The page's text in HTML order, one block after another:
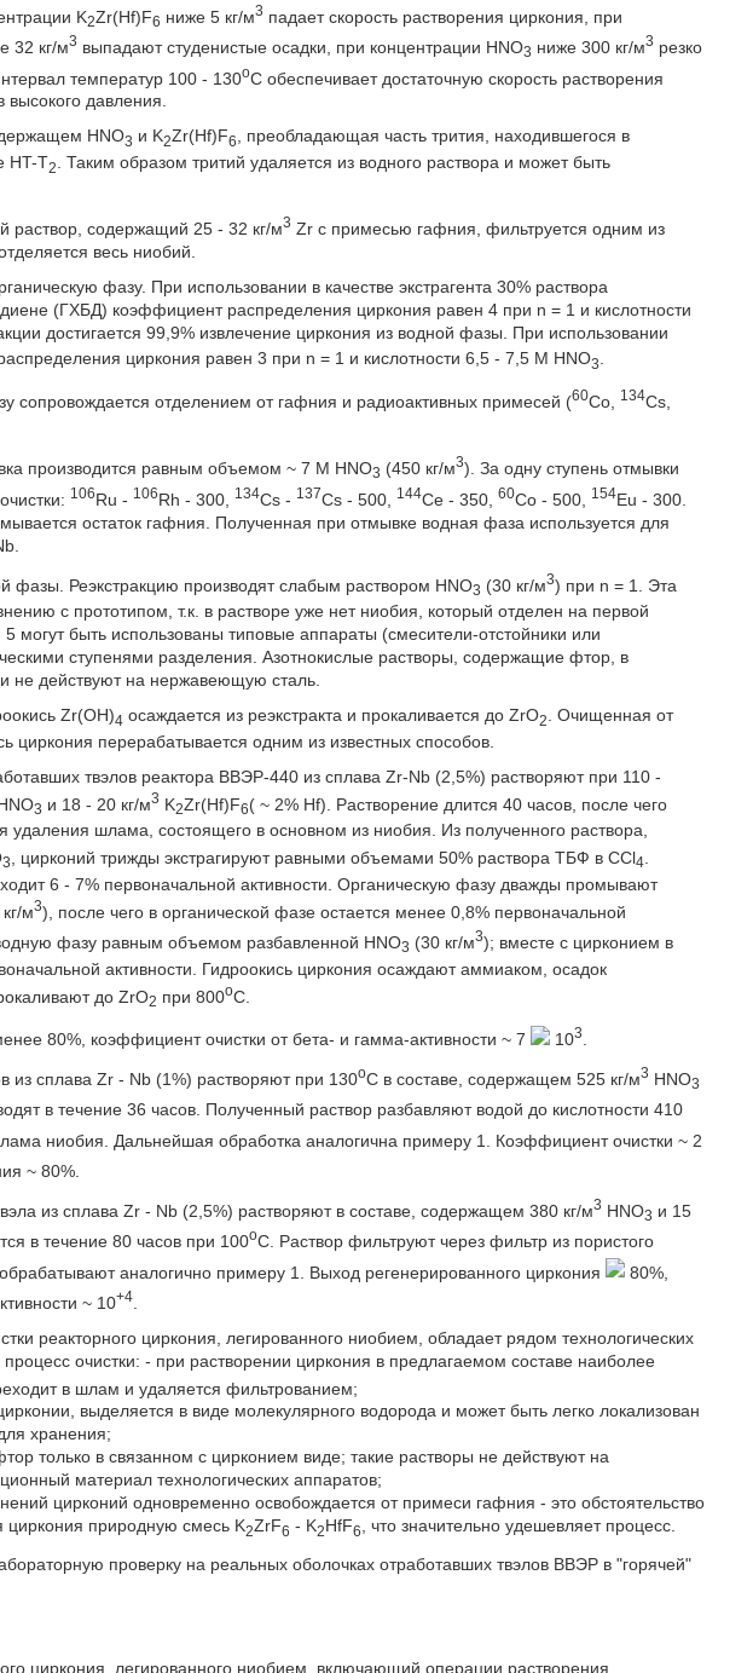
K2Zr(Hf)F6 ниже 5 кг/м3 падает скорость растворения циркония, при
32 кг/м3 выпадают студенистые осадки, при концентрации HNO3 ниже 300 кг/м3 резко
температур 100 - 130oC обеспечивает достаточную скорость растворения
высокого давления.
HNO3 и K2Zr(Hf)F6, преобладающая часть трития, находившегося в
HT-T2
. Таким образом тритий удаляется из водного раствора и может быть
раствор, содержащий 25 - 32 кг/м3 Zr с примесью гафния, фильтруется одним из
весь ниобий.
фазу. При использовании в качестве экстрагента 30% раствора
(ГХБД) коэффициент распределения циркония равен 4 при n = 1 и кислотности
достигается 99,9% извлечение циркония из водной фазы. При использовании
циркония равен 3 при n = 1 и кислотности 6,5 - 7,5 М HNO3.
сопровождается отделением от гафния и радиоактивных примесей (60Co, 134Cs,
производится равным объемом ~ 7 М HNO3 (450 кг/м3). За одну ступень отмывки
106Ru - 106Rh - 300, 134Cs - 137Cs - 500, 144Ce - 350,60Co - 500, 154Eu - 300.
остаток гафния. Полученная при отмывке водная фаза используется для
фазы. Реэкстракцию производят слабым раствором HNO3 (30 кг/м3) при n = 1. Эта
с прототипом, т.к. в растворе уже нет ниобия, который отделен на первой
могут быть использованы типовые аппараты (смесители-отстойники или
ступенями разделения. Азотнокислые растворы, содержащие фтор, в
не действуют на нержавеющую сталь.
Zr(OH)4 осаждается из реэкстракта и прокаливается до ZrO2
. Очищенная от
циркония перерабатывается одним из известных способов.
твэлов реактора ВВЭР-440 из сплава Zr-Nb (2,5%) растворяют при 110 -
3 и 18 - 20 кг/м3 K2Zr(Hf)F6( ~ 2% Hf). Растворение длится 40 часов, после чего
удаления шлама, состоящего в основном из ниобия. Из полученного раствора,
3 , цирконий трижды экстрагируют равными объемами 50% раствора ТБФ в CCl4
6 - 7% первоначальной активности. Органическую фазу дважды промывают
м3), после чего в органической фазе остается менее 0,8% первоначальной
фазу равным объемом разбавленной HNO3 (30 кг/м3); вместе с цирконием в
активности. Гидроокись циркония осаждают аммиаком, осадок
до ZrO2 при 800oC.
80%, коэффициент очистки от бета- и гамма-активности ~ 7 103
из сплава Zr - Nb (1%) растворяют при 130oC в составе, содержащем 525 кг/м3 HNO3
в течение 36 часов. Полученный раствор разбавляют водой до кислотности 410
ниобия. Дальнейшая обработка аналогична примеру 1. Коэффициент очистки ~ 2
~ 80%.
из сплава Zr - Nb (2,5%) растворяют в составе, содержащем 380 кг/м3 HNO3 и 15
в течение 80 часов при 100oC. Раствор фильтруют через фильтр из пористого
аналогично примеру 1. Выход регенерированного циркония
80%,
~ 10+4
реакторного циркония, легированного ниобием, обладает рядом технологических
очистки: - при растворении циркония в предлагаемом составе наиболее
в шлам и удаляется фильтрованием;
выделяется в виде молекулярного водорода и может быть легко локализован
хранения;
только в связанном с цирконием виде; такие растворы не действуют на
материал технологических аппаратов;
цирконий одновременно освобождается от примеси гафния - это обстоятельство
циркония природную смесь K2ZrF6 - K2HfF6, что значительно удешевляет процесс.
проверку на реальных оболочках отработавших твэлов ВВЭР в "горячей"
циркония, легированного ниобием, включающий операции растворения